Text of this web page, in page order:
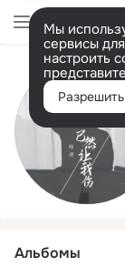
Мы
сервисы
настроить
Альбомы